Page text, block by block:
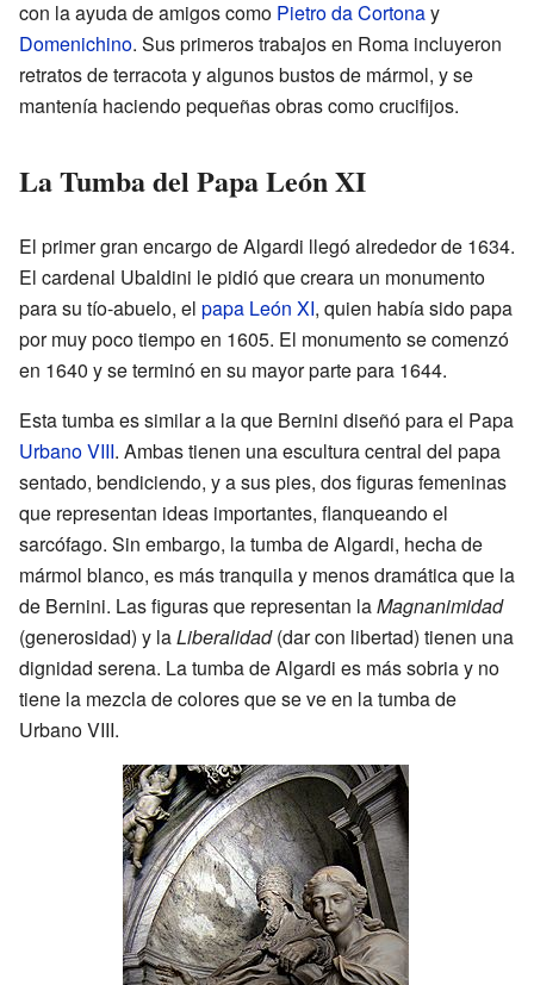
con la ayuda de amigos como Pietro da Cortonay
Domenichino. Sus primeros trabajos en Roma incluyeron
retratos de terracota y algunos bustos de mármol, y se
mantenía haciendo pequeñas obras como crucifijos.
La Tumba del Papa León XI
El primer gran encargo de Algardi llegó alrededor de 1634.
El cardenal Ubaldini le pidió que creara un monumento
para su tío-abuelo, el papa León XI, quien había sido papa
por muy poco tiempo en 1605. El monumento se comenzó
en 1640 y se terminó en su mayor parte para 1644.
Esta tumba es similar a la que Bernini diseñó para el Papa
Urbano VIII. Ambas tienen una escultura central del papa
sentado, bendiciendo, y a sus pies, dos figuras femeninas
que representan ideas importantes, flanqueando el
sarcófago. Sin embargo, la tumba de Algardi, hecha de
mármol blanco, es más tranquila y menos dramática que la
de Bernini. Las figuras que representan laMagnanimidad
(generosidad) y laLiberalidad(dar con libertad) tienen una
dignidad serena. La tumba de Algardi es más sobria y no
tiene la mezcla de colores que se ve en la tumba de
Urbano VIII.